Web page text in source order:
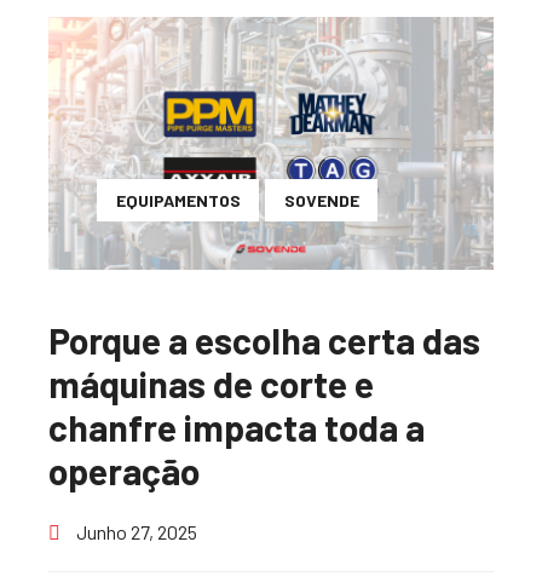
EQUIPAMENTOS SOVENDE
Porque a escolha certa das
máquinas de corte e
chanfre impacta toda a
operação
Junho 27, 2025